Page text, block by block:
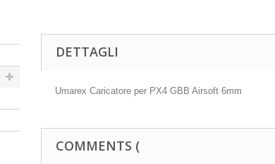
DETTAGLI
Umarex Caricatore per PX4 GBB Airsoft 6mm
COMMENTS (